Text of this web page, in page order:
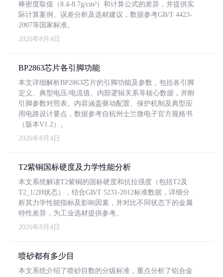
棒密度取值（8.4-8.7g/cm³）和计算公式的差异，并提供实
际计算案例、误差分析及选材建议，数据参考GB/T 4423-
2007等国家标准。
2026年8月4日
BP2863芯片各引脚功能
本文详细解析BP2863芯片的引脚功能及参数，包括各引脚
定义、典型电压/电流值、内部逻辑关系等核心数据，并附
引脚参数对照表。内容涵盖驱动配置、保护机制及典型应
用电路设计要点，数据参考自杭州士兰微电子官方规格书
（版本V1.2）。
2026年8月4日
T2紫铜国标硬度及力学性能分析
本文系统解读T2紫铜的国标硬度和抗拉强度（包括T2及
T2_1/2H状态），结合GB/T 5231-2012标准数据，详细分
析其力学性能指标及影响因素，并对比不同状态下的金属
特性差异，为工业选材提供参考。
2026年8月4日
喷砂都有多少目
本文系统介绍了喷砂目数的分级标准，重点分析了铝合金